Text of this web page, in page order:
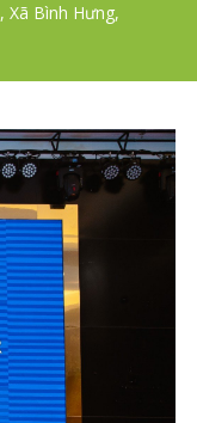
Xã Bình Hưng,